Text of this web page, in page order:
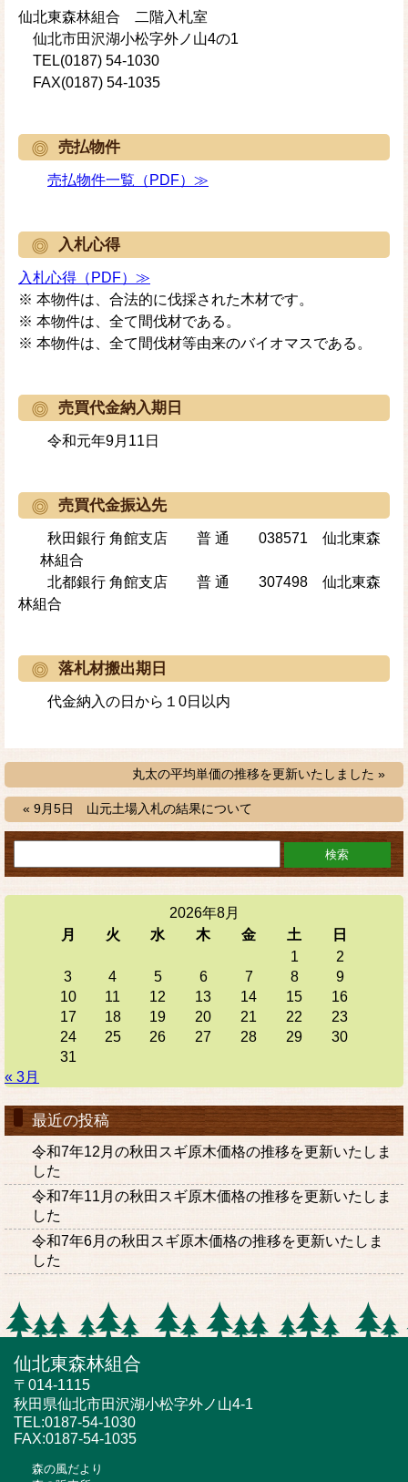
仙北東森林組合 二階入札室
仙北市田沢湖小松字外ノ山4の1
TEL(0187) 54-1030
FAX(0187) 54-1035
売払物件
売払物件一覧（PDF）≫
入札心得
入札心得（PDF）≫
※ 本物件は、合法的に伐採された木材です。
※ 本物件は、全て間伐材である。
※ 本物件は、全て間伐材等由来のバイオマスである。
売買代金納入期日
令和元年9月11日
売買代金振込先
秋田銀行 角館支店 普 通 038571 仙北東森
林組合
北都銀行 角館支店 普 通 307498 仙北東森
林組合
落札材搬出期日
代金納入の日から１0日以内
丸太の平均単価の推移を更新いたしました »
« 9月5日 山元土場入札の結果について
2026年8月
月
火 水 木 金 土
日
1
2
3
4 5 6 7 8
9
10
11 12 13 14 15
16
17
18 19 20 21 22
23
24
25 26 27 28 29
30
31
« 3月
最近の投稿
令和7年12月の秋田スギ原木価格の推移を更新いたしま
した
令和7年11月の秋田スギ原木価格の推移を更新いたしま
した
令和7年6月の秋田スギ原木価格の推移を更新いたしま
した
仙北東森林組合
〒014-1115
秋田県仙北市田沢湖小松字外ノ山4-1
TEL:0187-54-1030
FAX:0187-54-1035
森の風だより